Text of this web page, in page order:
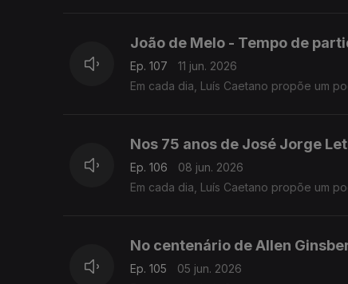
João de Melo - Tempo de
Ep. 107
11 jun. 2026
Em cada dia, Luís Caetano propõe um
Nos 75 anos de José Jorge
Ep. 106
08 jun. 2026
Em cada dia, Luís Caetano propõe um
No centenário de Allen
Ep. 105
05 jun. 2026